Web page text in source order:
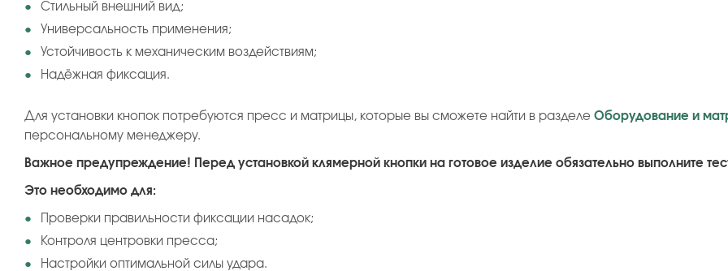
Стильный внешний вид;
Универсальность применения;
Устойчивость к механическим воздействиям;
Надёжная фиксация.
Для установки кнопок потребуются пресс и матрицы, которые вы сможете найти в разделе Оборудование и
персональному менеджеру.
Важное предупреждение! Перед установкой клямерной кнопки на готовое изделие обязательно выполните
Это необходимо для:
Проверки правильности фиксации насадок;
Контроля центровки пресса;
Настройки оптимальной силы удара.